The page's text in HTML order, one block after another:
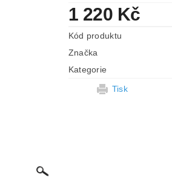
1 220 Kč
Kód produktu
Značka
Kategorie
Tisk